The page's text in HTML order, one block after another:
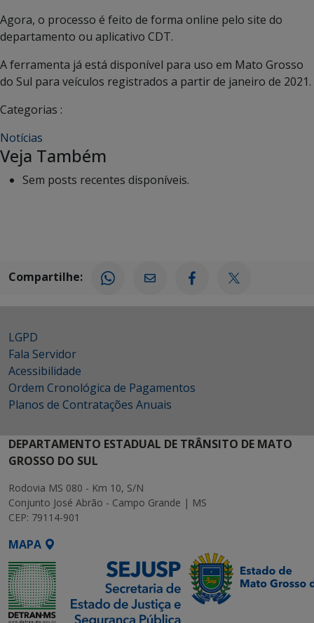
Agora, o processo é feito de forma online pelo site do
departamento ou aplicativo CDT.
A ferramenta já está disponível para uso em Mato Grosso
do Sul para veículos registrados a partir de janeiro de 2021.
Categorias :
Notícias
Veja Também
Sem posts recentes disponíveis.
Compartilhe:
LGPD
Fala Servidor
Acessibilidade
Ordem Cronológica de Pagamentos
Planos de Contratações Anuais
DEPARTAMENTO ESTADUAL DE TRÂNSITO DE MATO
GROSSO DO SUL
Rodovia MS 080 - Km 10, S/N
Conjunto José Abrão - Campo Grande | MS
CEP: 79114-901
MAPA